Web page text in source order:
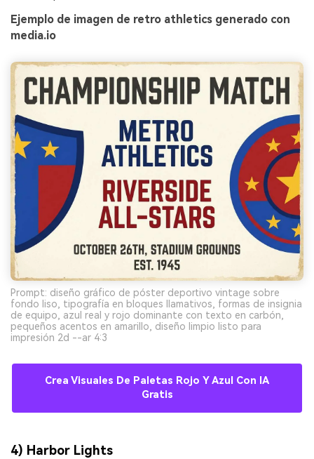
Ejemplo de imagen de retro athletics generado con
media.io
Prompt: diseño gráfico de póster deportivo vintage sobre
fondo liso, tipografía en bloques llamativos, formas de insignia
de equipo, azul real y rojo dominante con texto en carbón,
pequeños acentos en amarillo, diseño limpio listo para
impresión 2d --ar 4:3
Crea Visuales De Paletas Rojo Y Azul Con IA
Gratis
4) Harbor Lights